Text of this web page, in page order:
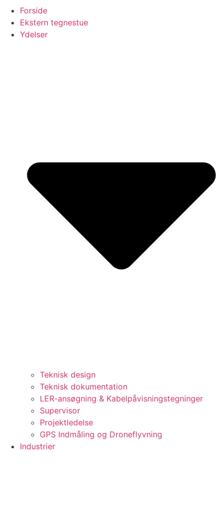
Forside
Ekstern tegnestue
Ydelser
Teknisk design
Teknisk dokumentation
LER-ansøgning & Kabelpåvisningstegninger
Supervisor
Projektledelse
GPS Indmåling og Droneflyvning
Industrier